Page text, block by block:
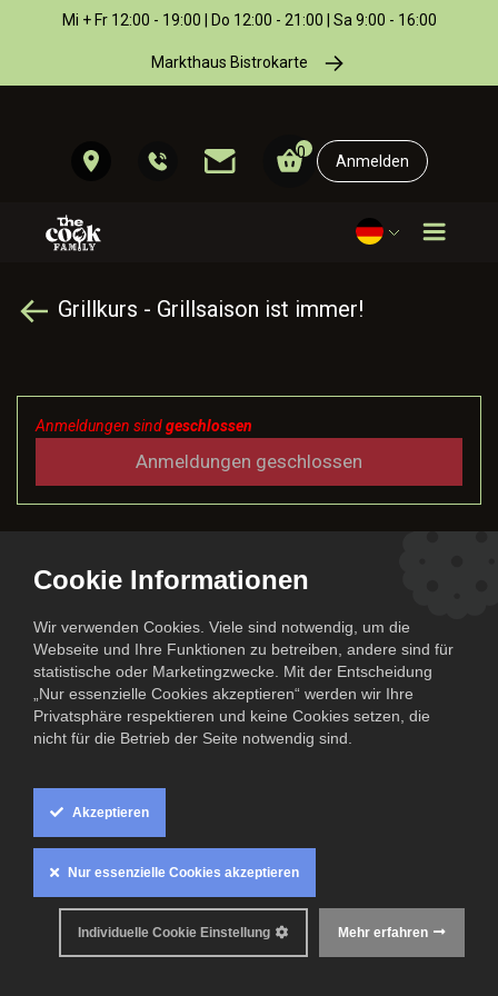
Mi + Fr 12:00 - 19:00 | Do 12:00 - 21:00 | Sa 9:00 - 16:00
Markthaus Bistrokarte
0 Anmelden
Grillkurs - Grillsaison ist immer!
Anmeldungen sindgeschlossen
Anmeldungen geschlossen
Grillkurs - Grillsaison
ist immer!
Ran an den Grill
Veranstaltungsinformationen
Cookie Informationen
Wir verwenden Cookies. Viele sind notwendig, um die
Webseite und Ihre Funktionen zu betreiben, andere sind für
statistische oder Marketingzwecke. Mit der Entscheidung
„Nur essenzielle Cookies akzeptieren“ werden wir Ihre
Privatsphäre respektieren und keine Cookies setzen, die
nicht für die Betrieb der Seite notwendig sind.
Akzeptieren
Nur essenzielle Cookies akzeptieren
Mehr erfahren
Individuelle Cookie Einstellung